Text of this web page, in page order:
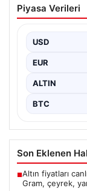
2026
Piyasa Verileri
USD
EUR
ALTIN
BTC
Son Eklenen
■Altın fiyatları
Gram, çeyrek,